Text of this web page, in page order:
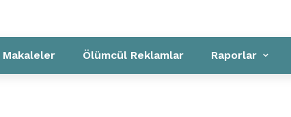
Makaleler Ölümcül Reklamlar Raporlar